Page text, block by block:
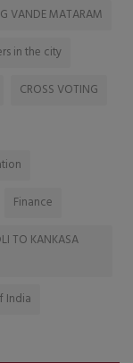
VANDE MATARAM
in the city
CROSS VOTING
Finance
TO KANKASA
India